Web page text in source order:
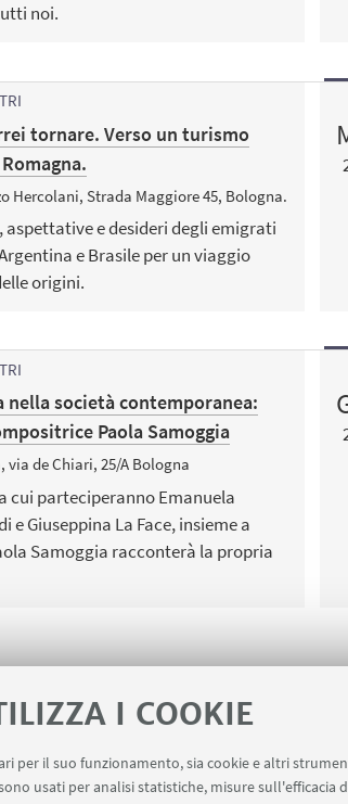
I COOKIE
per il suo funzionamento, sia cookie e altri
usati per analisi statistiche, misure
noi.
tornare. Verso un turismo
Hercolani, Strada Maggiore 45, Bologna.
e desideri degli emigrati
e Brasile per un viaggio
origini.
nella società contemporanea:
Paola Samoggia
via de Chiari, 25/A Bologna
cui parteciperanno Emanuela
e Giuseppina La Face, insieme a
Samoggia racconterà la propria